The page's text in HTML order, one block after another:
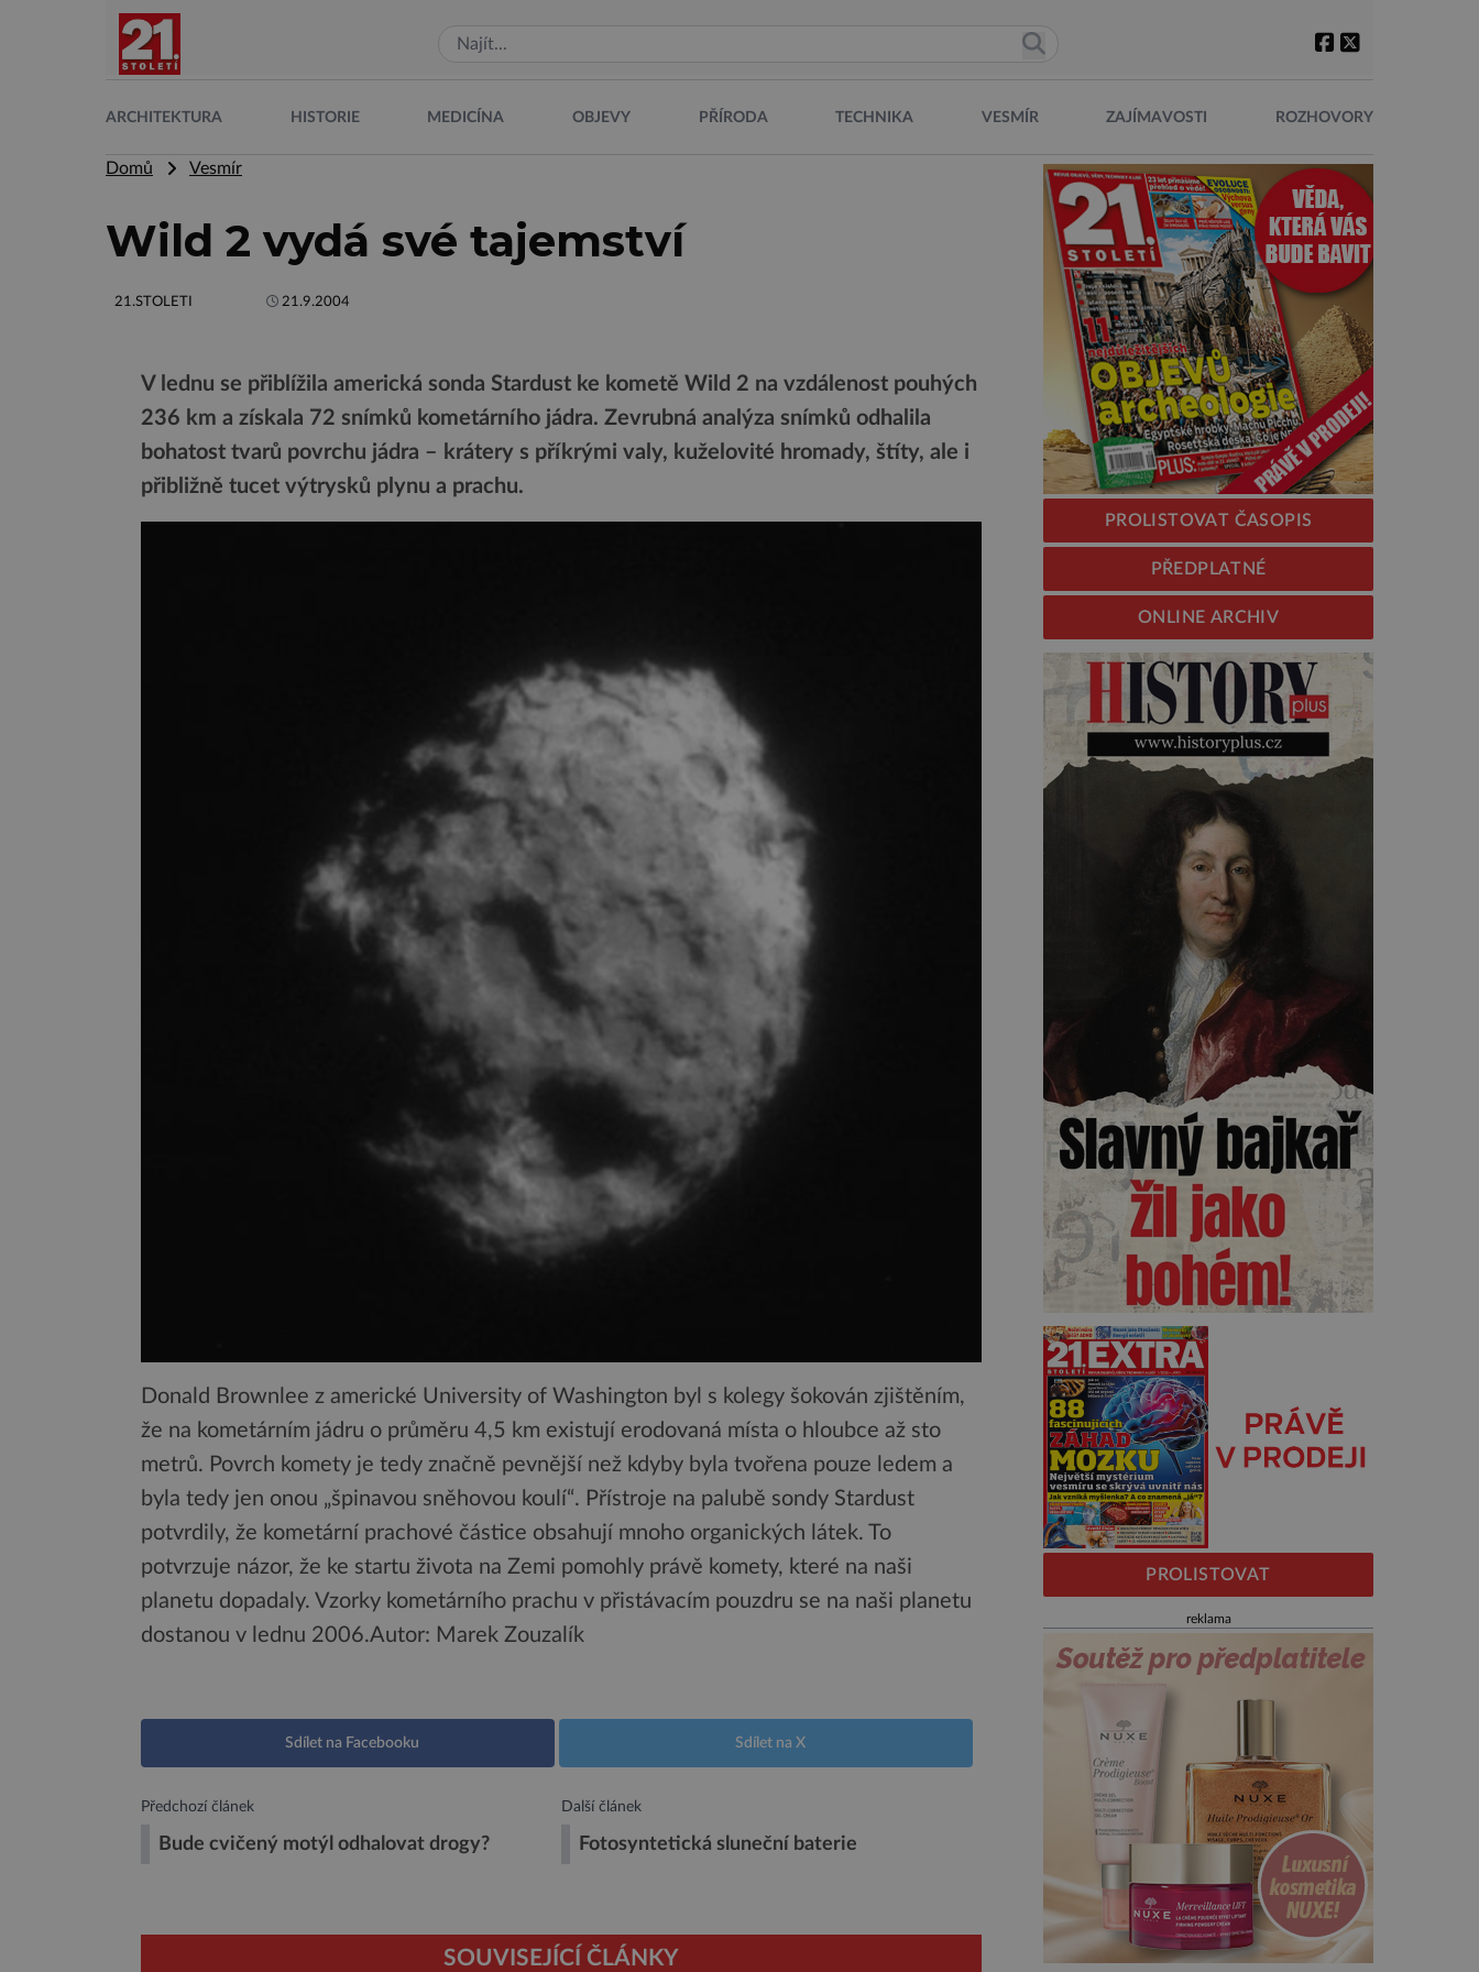
ARCHITEKTURA HISTORIE MEDICÍNA OBJEVY PŘÍRODA TECHNIKA VESMÍR ZAJÍMAVOSTI ROZHOVORY
Domů Vesmír
Wild 2 vydá své tajemství
21.STOLETI 21.9.2004
V lednu se přiblížila americká sonda Stardust ke kometě Wild 2 na vzdálenost pouhých
236 km a získala 72 snímků kometárního jádra. Zevrubná analýza snímků odhalila
bohatost tvarů povrchu jádra – krátery s příkrými valy, kuželovité hromady, štíty, ale i
přibližně tucet výtrysků plynu a prachu.
Donald Brownlee z americké University of Washington byl s kolegy šokován zjištěním,
že na kometárním jádru o průměru 4,5 km existují erodovaná místa o hloubce až sto
metrů. Povrch komety je tedy značně pevnější než kdyby byla tvořena pouze ledem a
byla tedy jen onou „špinavou sněhovou koulí“. Přístroje na palubě sondy Stardust
potvrdily, že kometární prachové částice obsahují mnoho organických látek. To
potvrzuje názor, že ke startu života na Zemi pomohly právě komety, které na naši
planetu dopadaly. Vzorky kometárního prachu v přistávacím pouzdru se na naši planetu
dostanou v lednu 2006.Autor: Marek Zouzalík
Sdílet na Facebooku Sdílet na X
Předchozí článek
Bude cvičený motýl odhalovat drogy?
Další článek
Fotosyntetická sluneční baterie
SOUVISEJÍCÍ ČLÁNKY
PROLISTOVAT ČASOPIS
PŘEDPLATNÉ
ONLINE ARCHIV
PROLISTOVAT
reklama